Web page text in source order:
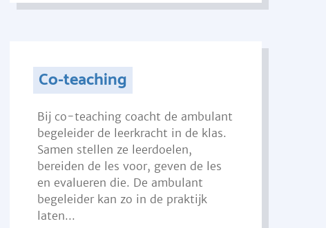
Co-teaching
Bij co-teaching coacht de ambulant
begeleider de leerkracht in de klas.
Samen stellen ze leerdoelen,
bereiden de les voor, geven de les
en evalueren die. De ambulant
begeleider kan zo in de praktijk
laten...